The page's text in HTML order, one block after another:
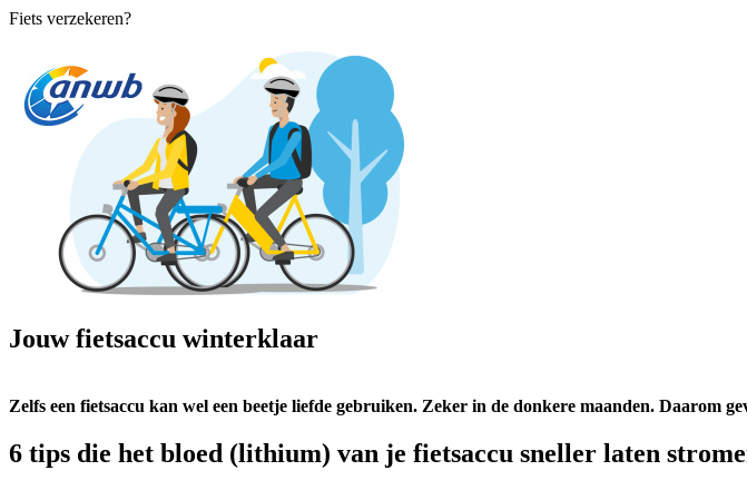
Fiets verzekeren?
Jouw fietsaccu winterklaar
Zelfs een fietsaccu kan wel een beetje liefde gebruiken. Zeker in de donkere maanden. Daarom
6 tips die het bloed (lithium) van je fietsaccu sneller laten